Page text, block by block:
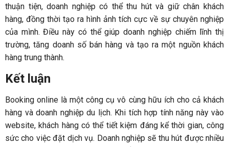
thuận tiện, doanh nghiệp có thể thu hút và giữ chân khách
hàng, đồng thời tạo ra hình ảnh tích cực về sự chuyên nghiệp
của mình. Điều này có thể giúp doanh nghiệp chiếm lĩnh thị
trường, tăng doanh số bán hàng và tạo ra một nguồn khách
hàng trung thành.
Kết luận
Booking online là một công cụ vô cùng hữu ích cho cả khách
hàng và doanh nghiệp du lịch. Khi tích hợp tính năng này vào
website, khách hàng có thể tiết kiệm đáng kể thời gian, công
sức cho việc đặt dịch vụ. Doanh nghiệp sẽ thu hút được nhiều